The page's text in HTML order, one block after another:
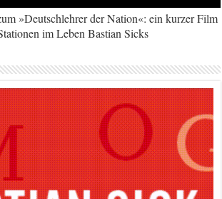
»Deutschlehrer der Nation«: ein kurzer Film
im Leben Bastian Sicks